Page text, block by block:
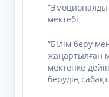
мектебі
“Білім беру
жаңартылған
мектепке
берудің